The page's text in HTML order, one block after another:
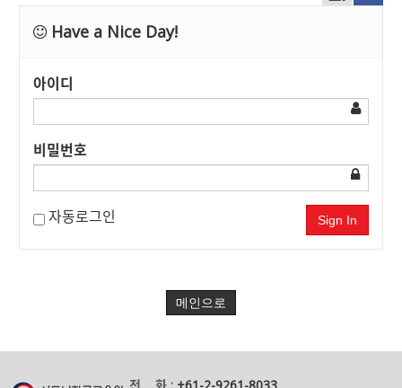
Have a Nice Day!
아이디
비밀번호
자동로그인 Sign In
메인으로